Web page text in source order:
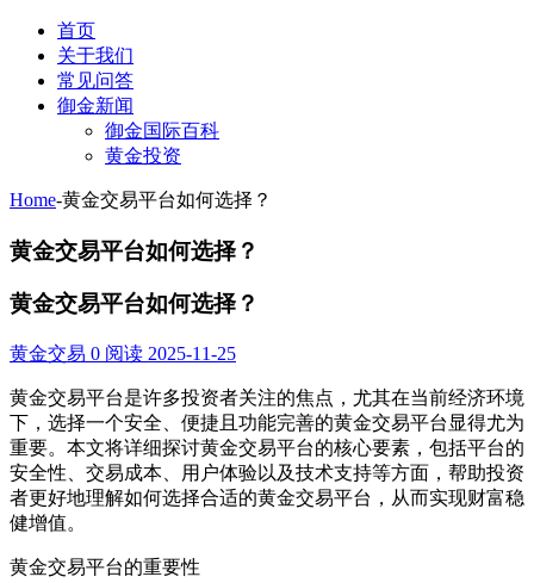
首页
关于我们
常见问答
御金新闻
御金国际百科
黄金投资
Home-黄金交易平台如何选择？
黄金交易平台如何选择？
黄金交易平台如何选择？
黄金交易 0 阅读 2025-11-25
黄金交易平台是许多投资者关注的焦点，尤其在当前经济环境
下，选择一个安全、便捷且功能完善的黄金交易平台显得尤为
重要。本文将详细探讨黄金交易平台的核心要素，包括平台的
安全性、交易成本、用户体验以及技术支持等方面，帮助投资
者更好地理解如何选择合适的黄金交易平台，从而实现财富稳
健增值。
黄金交易平台的重要性